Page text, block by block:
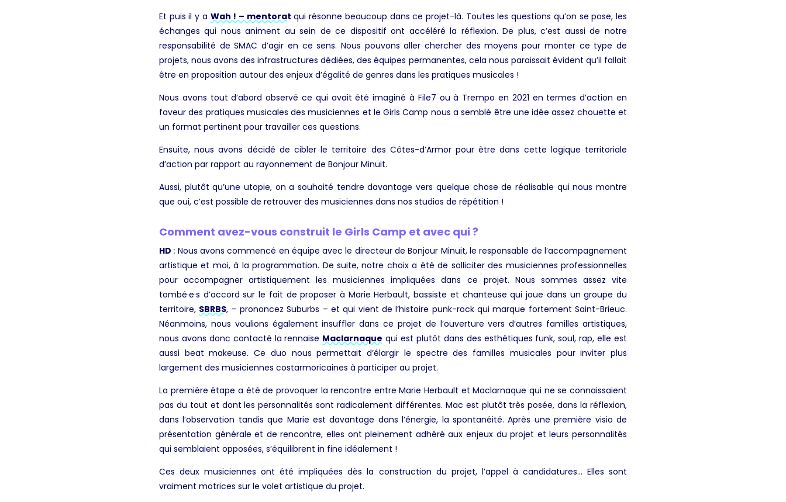
Et puis il y a Wah ! – mentorat qui résonne beaucoup dans ce projet-là. Toutes les questions qu’on se pose, les
échanges qui nous animent au sein de ce dispositif ont accéléré la réflexion. De plus, c’est aussi de notre
responsabilité de SMAC d’agir en ce sens. Nous pouvons aller chercher des moyens pour monter ce type de
projets, nous avons des infrastructures dédiées, des équipes permanentes, cela nous paraissait évident qu’il fallait
être en proposition autour des enjeux d’égalité de genres dans les pratiques musicales !
Nous avons tout d’abord observé ce qui avait été imaginé à File7 ou à Trempo en 2021 en termes d’action en
faveur des pratiques musicales des musiciennes et le Girls Camp nous a semblé être une idée assez chouette et
un format pertinent pour travailler ces questions.
Ensuite, nous avons décidé de cibler le territoire des Côtes-d’Armor pour être dans cette logique territoriale
d’action par rapport au rayonnement de Bonjour Minuit.
Aussi, plutôt qu’une utopie, on a souhaité tendre davantage vers quelque chose de réalisable qui nous montre
que oui, c’est possible de retrouver des musiciennes dans nos studios de répétition !
Comment avez-vous construit le Girls Camp et avec qui ?
HD : Nous avons commencé en équipe avec le directeur de Bonjour Minuit, le responsable de l’accompagnement
artistique et moi, à la programmation. De suite, notre choix a été de solliciter des musiciennes professionnelles
pour accompagner artistiquement les musiciennes impliquées dans ce projet. Nous sommes assez vite
tombé·e·s d’accord sur le fait de proposer à Marie Herbault, bassiste et chanteuse qui joue dans un groupe du
territoire, SBRBS, – prononcez Suburbs – et qui vient de l’histoire punk-rock qui marque fortement Saint-Brieuc.
Néanmoins, nous voulions également insuffler dans ce projet de l’ouverture vers d’autres familles artistiques,
nous avons donc contacté la rennaise Maclarnaque qui est plutôt dans des esthétiques funk, soul, rap, elle est
aussi beat makeuse. Ce duo nous permettait d’élargir le spectre des familles musicales pour inviter plus
largement des musiciennes costarmoricaines à participer au projet.
La première étape a été de provoquer la rencontre entre Marie Herbault et Maclarnaque qui ne se connaissaient
pas du tout et dont les personnalités sont radicalement différentes. Mac est plutôt très posée, dans la réflexion,
dans l’observation tandis que Marie est davantage dans l’énergie, la spontanéité. Après une première visio de
présentation générale et de rencontre, elles ont pleinement adhéré aux enjeux du projet et leurs personnalités
qui semblaient opposées, s’équilibrent in fine idéalement !
Ces deux musiciennes ont été impliquées dès la construction du projet, l’appel à candidatures… Elles sont
vraiment motrices sur le volet artistique du projet.